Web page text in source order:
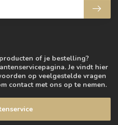
of je bestelling?
Je vindt hier
op veelgestelde vragen
contact met ons op te nemen.